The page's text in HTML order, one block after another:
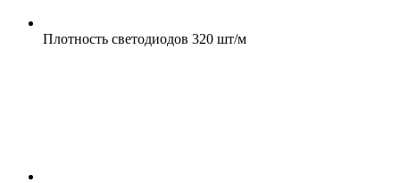
Плотность светодиодов 320 шт/м